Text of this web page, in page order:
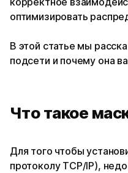
оптимизировать
В этой статье мы
подсети и почему она
Что такое
Для того чтобы
протоколу TCP/IP),